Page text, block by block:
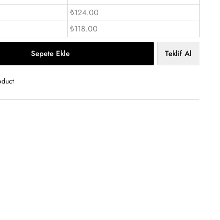
₺124.00
₺118.00
Sepete Ekle Teklif Al